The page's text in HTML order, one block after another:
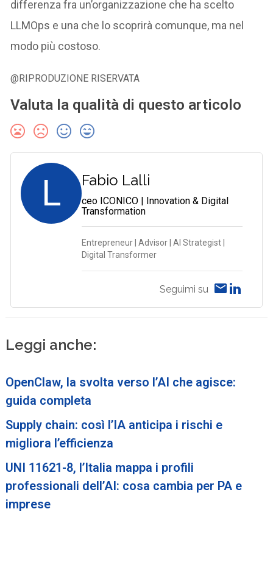
differenza fra un’organizzazione che ha scelto
LLMOps e una che lo scoprirà comunque, ma nel
modo più costoso.
@RIPRODUZIONE RISERVATA
Valuta la qualità di questo articolo
L Fabio Lalli
ceo ICONICO | Innovation & Digital
Transformation
Entrepreneur | Advisor | AI Strategist |
Digital Transformer
Seguimi su
Leggi anche:
OpenClaw, la svolta verso l’AI che agisce:
guida completa
Supply chain: così l’IA anticipa i rischi e
migliora l’efficienza
UNI 11621-8, l’Italia mappa i profili
professionali dell’AI: cosa cambia per PA e
imprese